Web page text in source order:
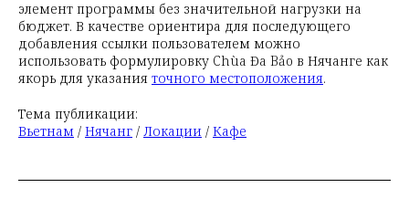
элемент программы без значительной нагрузки на
бюджет. В качестве ориентира для последующего
добавления ссылки пользователем можно
использовать формулировку Chùa Đa Bảo в Нячанге как
якорь для указания точного местоположения.
Тема публикации:
Вьетнам / Нячанг / Локации / Кафе